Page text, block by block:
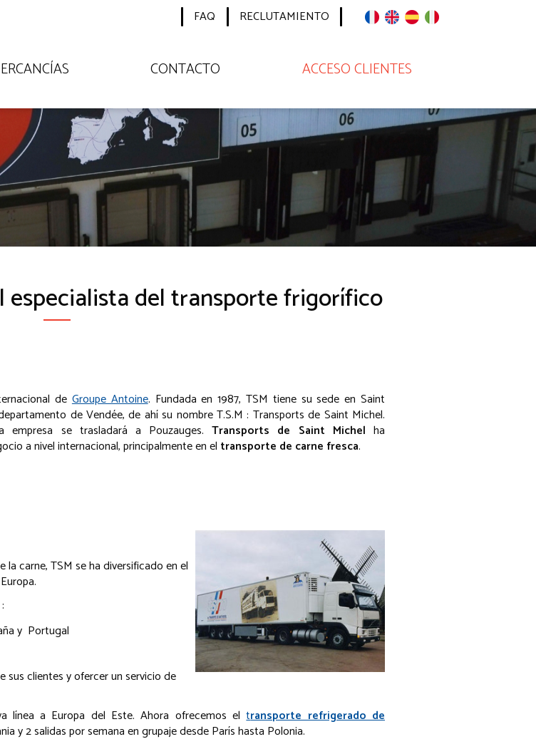
FAQ RECLUTAMIENTO
CONTACTO ACCESO CLIENTES
especialista del transporte frigorífico
deGroupe Antoine. Fundada en 1987, TSM tiene su sede en Saint
de Vendée, de ahí su nombre T.S.M : Transports de Saint Michel.
empresa se trasladará a Pouzauges.Transports de Saint Michelha
a nivel internacional, principalmente en el transporte de carne fresca.
carne, TSM se ha diversificado en el
y Portugal
sus clientes y ofercer un servicio de
línea a Europa del Este. Ahora ofrecemos eltransporte refrigerado de
y 2 salidas por semana en grupaje desde París hasta Polonia.